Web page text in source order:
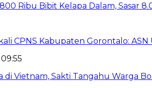
Ribu Bibit Kelapa Dalam, Sasar
CPNS Kabupaten Gorontalo:
di Vietnam, Sakti Tangahu Warga